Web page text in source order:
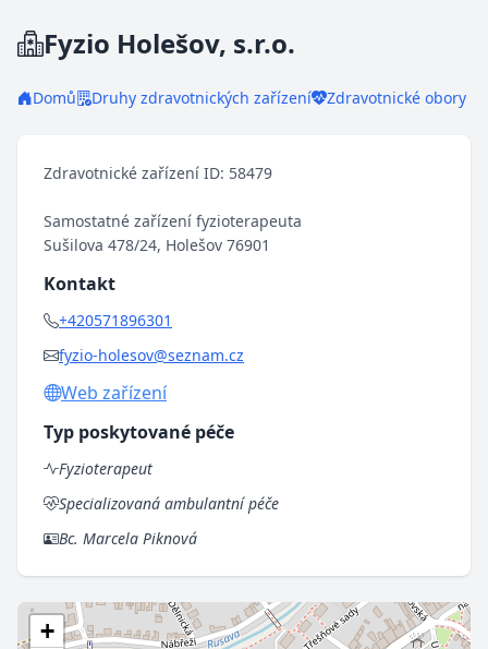
Fyzio Holešov, s.r.o.
Domů Druhy zdravotnických zařízení Zdravotnické obory
Zdravotnické zařízení ID: 58479
Samostatné zařízení fyzioterapeuta
Sušilova 478/24, Holešov 76901
Kontakt
+420571896301
fyzio-holesov@seznam.cz
Web zařízení
Typ poskytované péče
Fyzioterapeut
Specializovaná ambulantní péče
Bc. Marcela Piknová
+